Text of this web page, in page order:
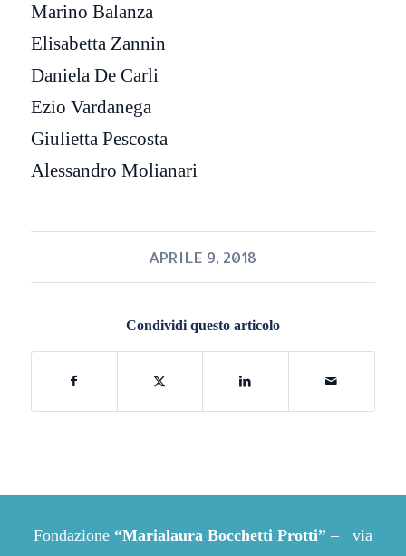
Marino Balanza
Elisabetta Zannin
Daniela De Carli
Ezio Vardanega
Giulietta Pescosta
Alessandro Molianari
APRILE 9, 2018
Condividi questo articolo
Fondazione “Marialaura Bocchetti Protti” – via